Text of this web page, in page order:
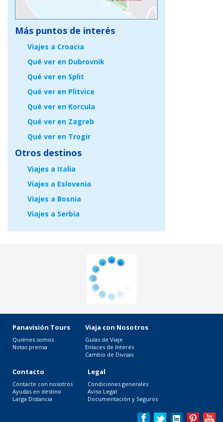
Más puntos de interés
Viajes a Croacia
Qué ver en Dubrovnik
Qué ver en Split
Qué ver en Plitvice
Qué ver en Korcula
Qué ver en Zagreb
Qué ver en Trogir
Otros destinos
Viajes a Italia
Viajes a Eslovenia
Viajes a Bosnia
Viajes a Serbia
Panavisión Tours
Quiénes somos
Notas prensa
Viaja con Nosotros
Guías de Viaje
Enlaces de Interés
Cambio de Divisas
Contacto
Contacte con nosotros
Ayudas en destino
Larga Distancia
Legal
Condiciones generales
Aviso Legal
Documentación y Seguros